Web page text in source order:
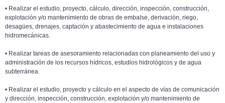
• Realizar el estudio, proyecto, cálculo, dirección, inspección, construcción,
explotación y/o mantenimiento de obras de embalse, derivación, riego,
desagües, drenajes, captación y abastecimiento de agua e instalaciones
hidromecánicas.
• Realizar tareas de asesoramiento relacionadas con planeamiento del uso y
administración de los recursos hídricos, estudios hidrológicos y de agua
subterránea.
• Realizar el estudio, proyecto y cálculo en el aspecto de vías de comunicación
y dirección, inspección, construcción, explotación y/o mantenimiento de